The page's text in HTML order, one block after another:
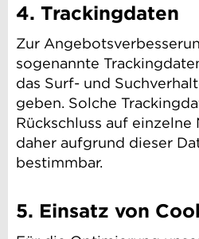
4. Trackingdaten
Zur
sogenannte
das Surf- und
geben. Solche
Rückschluss auf einzelne
daher aufgrund dieser
bestimmbar.
5. Einsatz von